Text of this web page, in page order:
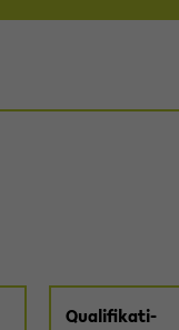
Qua­li­fi­ka­ti­